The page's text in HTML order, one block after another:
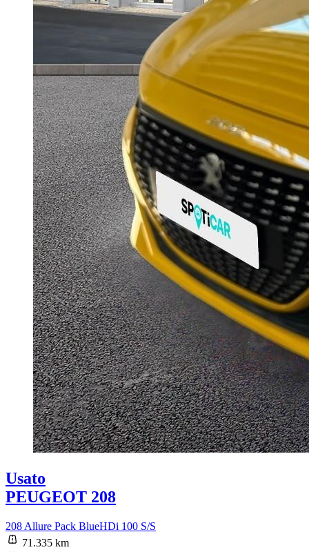
Usato
PEUGEOT 208
208 Allure Pack BlueHDi 100 S/S
71.335 km